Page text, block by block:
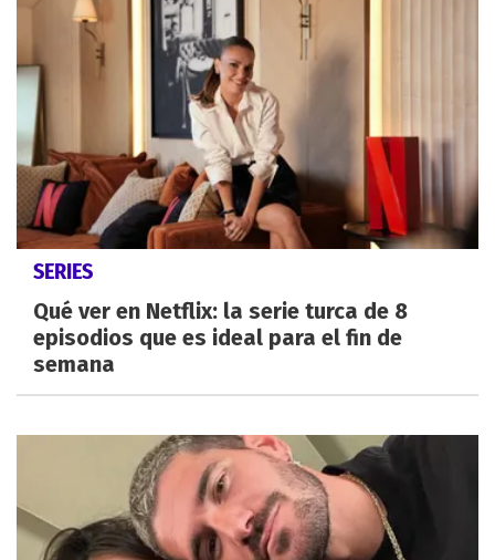
SERIES
Qué ver en Netflix: la serie turca de 8
episodios que es ideal para el fin de
semana